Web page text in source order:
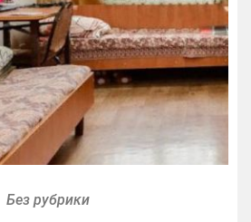
Без рубрики